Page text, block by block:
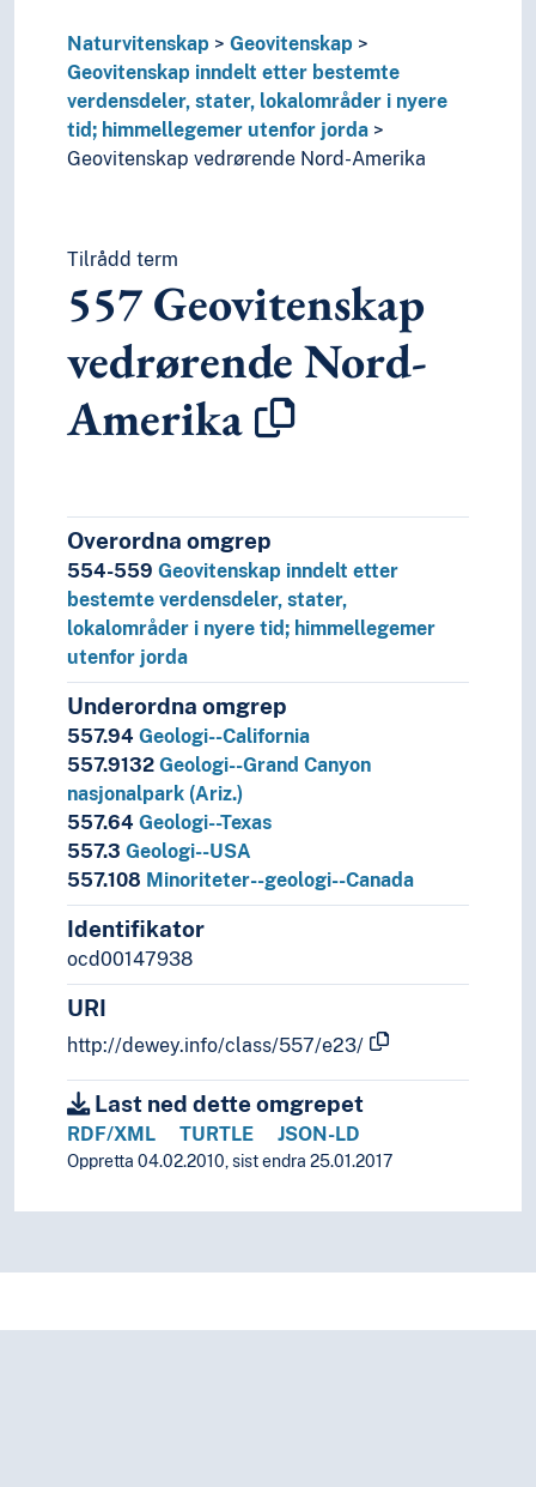
Naturvitenskap
Geovitenskap
Geovitenskap inndelt etter bestemte
verdensdeler, stater, lokalområder i nyere
tid; himmellegemer utenfor jorda
Geovitenskap vedrørende Nord-Amerika
Tilrådd term
557Geovitenskap
vedrørende Nord-
Amerika
Overordna omgrep
554-559 Geovitenskap inndelt etter
bestemte verdensdeler, stater,
lokalområder i nyere tid; himmellegemer
utenfor jorda
Underordna omgrep
557.94 Geologi--California
557.9132 Geologi--Grand Canyon
nasjonalpark (Ariz.)
557.64 Geologi--Texas
557.3 Geologi--USA
557.108 Minoriteter--geologi--Canada
Identifikator
ocd00147938
URI
http://dewey.info/class/557/e23/
Last ned dette omgrepet
RDF/XML TURTLE JSON-LD
Oppretta 04.02.2010, sist endra 25.01.2017